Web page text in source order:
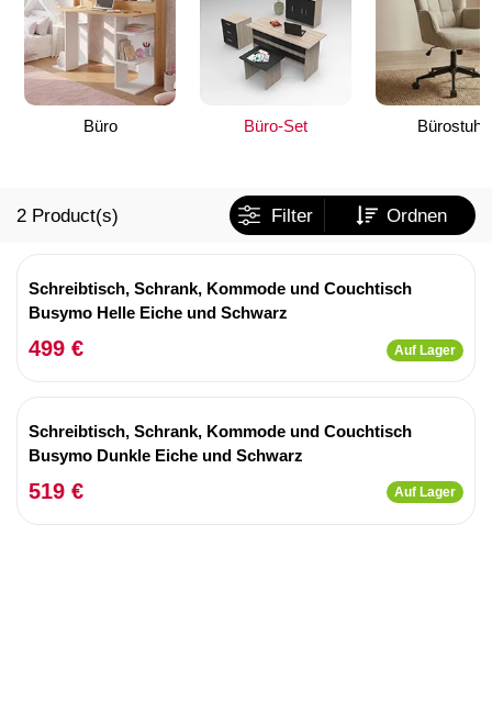
Büro Büro-Set Bürostuhl
2 Product(s) Filter Ordnen
Schreibtisch, Schrank, Kommode und Couchtisch
Busymo Helle Eiche und Schwarz
499 € Auf Lager
Schreibtisch, Schrank, Kommode und Couchtisch
Busymo Dunkle Eiche und Schwarz
519 € Auf Lager